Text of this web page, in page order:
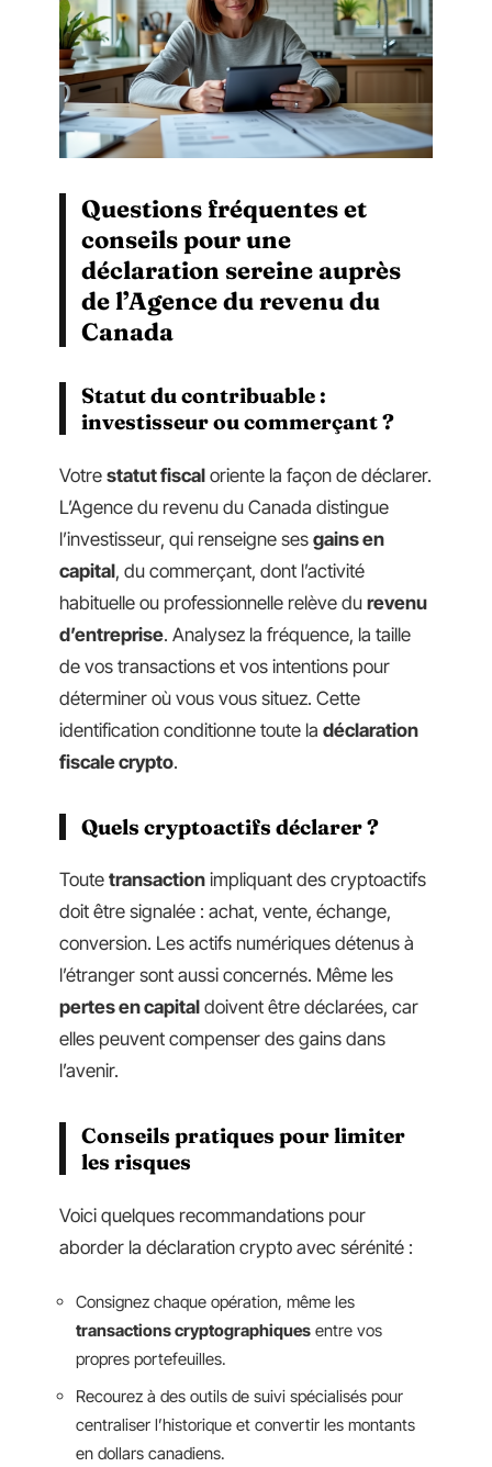
Questions fréquentes et
conseils pour une
déclaration sereine auprès
de l’Agence du revenu du
Canada
Statut du contribuable :
investisseur ou commerçant ?
Votre statut fiscal oriente la façon de déclarer.
L’Agence du revenu du Canada distingue
l’investisseur, qui renseigne ses gains en
capital, du commerçant, dont l’activité
habituelle ou professionnelle relève du revenu
d’entreprise. Analysez la fréquence, la taille
de vos transactions et vos intentions pour
déterminer où vous vous situez. Cette
identification conditionne toute la déclaration
fiscale crypto.
Quels cryptoactifs déclarer ?
Toute transaction impliquant des cryptoactifs
doit être signalée : achat, vente, échange,
conversion. Les actifs numériques détenus à
l’étranger sont aussi concernés. Même les
pertes en capital doivent être déclarées, car
elles peuvent compenser des gains dans
l’avenir.
Conseils pratiques pour limiter
les risques
Voici quelques recommandations pour
aborder la déclaration crypto avec sérénité :
Consignez chaque opération, même les
transactions cryptographiques entre vos
propres portefeuilles.
Recourez à des outils de suivi spécialisés pour
centraliser l’historique et convertir les montants
en dollars canadiens.